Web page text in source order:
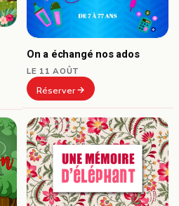
On a échangé nos ados
LE 11 AOÛT
Réserver